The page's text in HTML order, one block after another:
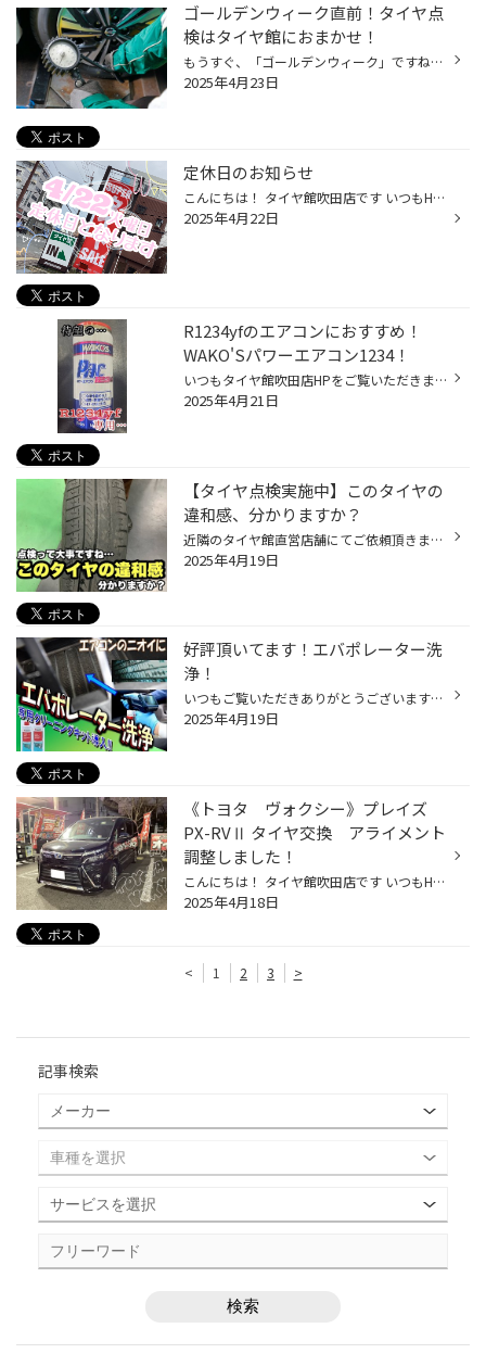
ゴールデンウィーク直前！タイヤ点
検はタイヤ館におまかせ！
もうすぐ、「ゴールデンウィーク」ですね。 たくさんの方がお出かけになるゴールデンウィークは特に、タイヤやおクルマのトラブルが急増しがちです。 例年、高速道路などでの「タイヤの空気圧不足」によるトラブルが増加する傾向ですので お出かけ前に、しっかり「タイヤ点検」をして備えましょう！...
2025年4月23日
定休日のお知らせ
こんにちは！ タイヤ館吹田店です いつもHPをご覧頂きありがとうございます(*ฅ•̀ω•́ฅ*) ˳◌* ┈ ┈定休日のご案内┈ ┈ *◌˳ 定休日中・臨時休業中でもオンラインでタイヤをご購入頂けます☆ 当店ではWEBでの予約を推奨しております 最近では家に居ながらタイヤの商談が出来る WEB商談等も登場しております...
2025年4月22日
R1234yfのエアコンにおすすめ！
WAKO'Sパワーエアコン1234！
いつもタイヤ館吹田店HPをご覧いただきましてありがとうございます！ 今回はエアコン添加剤のご案内！ 「エアコン添加剤なら今までのとおんなじでしょ？」と思ったらそこのあなた！ なんと、新商品が出ました！！ WAKO'Sパワーエアコン1234！！※ こちらは従来までの「R134a」専用のパワーエアコンプ...
2025年4月21日
【タイヤ点検実施中】このタイヤの
違和感、分かりますか？
近隣のタイヤ館直営店舗にてご依頼頂きました作業内容です。 WEB投稿への承諾を頂きましたお客様本当にありがとうございます！ さて、今回は！ Web予約より、エアーチェック・タイヤ点検でご来店いただいたお客様のお話です。 「パンクしてるかもしれなくて、変な音がするんです。」 とのこと。 早...
2025年4月19日
好評頂いてます！エバポレーター洗
浄！
いつもご覧いただきありがとうございます！ 吹田市役所様と吹田警察署様の間にございます、タイヤ館吹田店でございます！ 4月に入りだんだんと暖かくなってきましたね！ もう皆様のご自宅もお車もエアコンを点けてる方もいらっしゃるかもしれません…！ でも、でも、久しぶりにエアコンを点けるとニ...
2025年4月19日
《トヨタ ヴォクシー》プレイズ
PX-RVⅡ タイヤ交換 アライメント
調整しました！
こんにちは！ タイヤ館吹田店です いつもHPをご覧頂きありがとうございますᐡ• ˕ •ᐡ ◌◍┈┈トヨタ ヴォクシー タイヤ交換┈┈⿻*.· プレイズ PX-RVⅡをご購入頂きました！ ありがとうございます✿ *⑅︎୨୧┈︎ タイヤ ┈︎୨୧⑅︎* 『Playz PX-RVⅡ ﾌﾟﾚｲｽﾞﾋﾟｰｴｯｸｽｱｰﾙﾌﾞｲﾂｰ』 *⑅︎୨୧┈︎ タイヤサイズ ┈︎୨୧⑅︎* 205/55R16 ...
2025年4月18日
< 1 2 3 >
記事検索